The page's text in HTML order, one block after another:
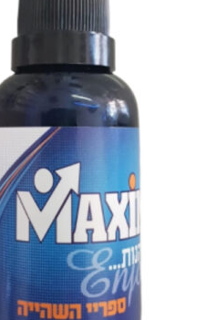
ויברטור עם מאלץ אורגזמה
ויברטורים ריאליסטיים
סטרפ און
רוקט פוקט
שואבים ויונקים
משאבות לנשים
פרפרים וממריצי אורגזמה